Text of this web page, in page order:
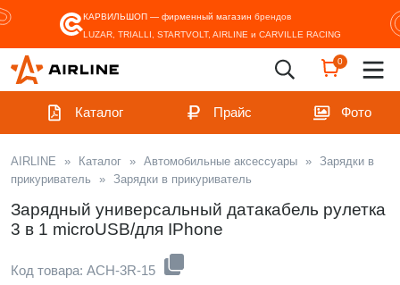
КАРВИЛЬШОП — фирменный магазин брендов
LUZAR, TRIALLI, STARTVOLT, AIRLINE и CARVILLE RACING
0
Каталог Прайс Фото
AIRLINE » Каталог » Автомобильные аксессуары » Зарядки в
прикуриватель
» Зарядки в прикуриватель
Зарядный универсальный датакабель рулетка
3 в 1 microUSB/для IPhone
Код товара: ACH-3R-15